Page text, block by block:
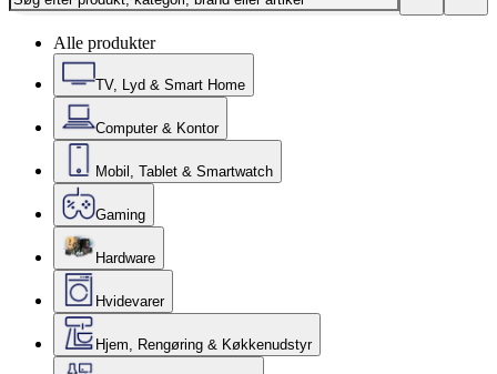
Alle produkter
TV, Lyd & Smart Home
Computer & Kontor
Mobil, Tablet & Smartwatch
Gaming
Hardware
Hvidevarer
Hjem, Rengøring & Køkkenudstyr